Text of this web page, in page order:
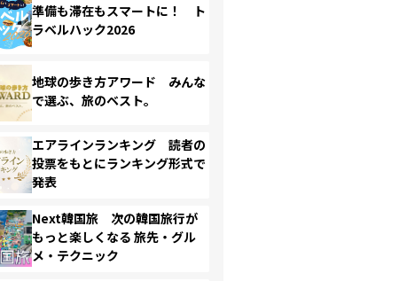
準備も滞在もスマートに！ ト
ラベルハック2026
地球の歩き方アワード みんな
で選ぶ、旅のベスト。
エアラインランキング 読者の
投票をもとにランキング形式で
発表
Next韓国旅 次の韓国旅行が
もっと楽しくなる 旅先・グル
メ・テクニック